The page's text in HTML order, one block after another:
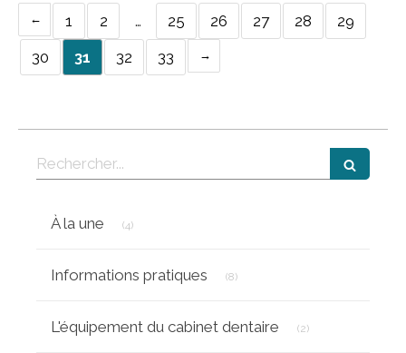
1 2 … 25 26 27 28
29
30
31 32 33
Rechercher
À la une (4)
Informations pratiques (8)
L'équipement du cabinet dentaire (2)